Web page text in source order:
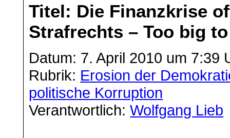
Titel: Die Finanzkrise
Strafrechts – Too big
Datum: 7. April 2010 um 7:39
Rubrik: Erosion der
politische Korruption
Verantwortlich:Wolfgang Lieb